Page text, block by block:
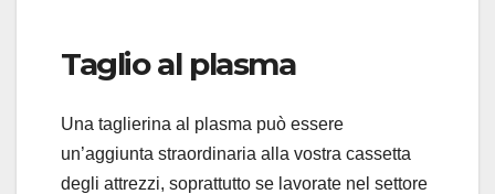
Taglio al plasma
Una taglierina al plasma può essere
un’aggiunta straordinaria alla vostra cassetta
degli attrezzi, soprattutto se lavorate nel settore